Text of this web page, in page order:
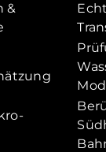
&